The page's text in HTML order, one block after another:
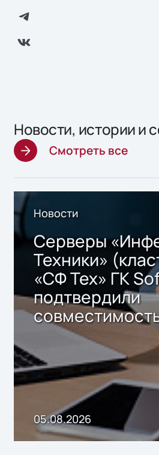
Новости, истории и
Смотреть все
Новости
Серверы
Техники»
«СФ Тех» ГК
подтвердили
решением
Storage 2.x для
хранения
05.08.2026